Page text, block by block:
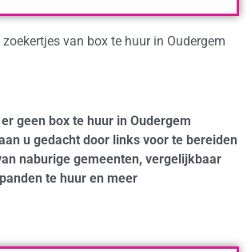
zoekertjes van box te huur in Oudergem
er geen box te huur in Oudergem
u gedacht door links voor te bereiden
naburige gemeenten, vergelijkbaar
panden te huur en meer